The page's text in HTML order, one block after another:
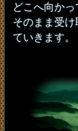
どこへ向か
そのまま受
ていきます。